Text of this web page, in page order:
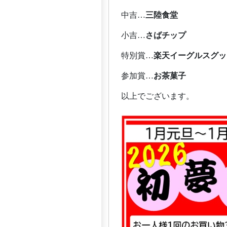
中吉…三陸食堂
小吉…さばチップ
特別賞…楽天イーグルスグ
参加賞…お茶菓子
以上でございます。